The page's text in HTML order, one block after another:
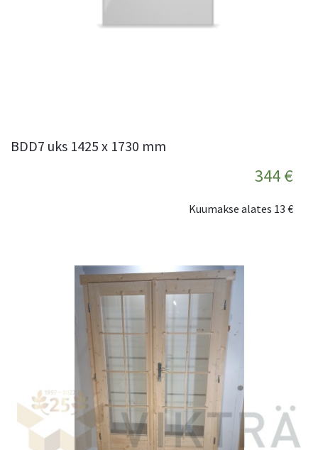
BDD7 uks 1425 x 1730 mm
344 €
Kuumakse alates 13 €